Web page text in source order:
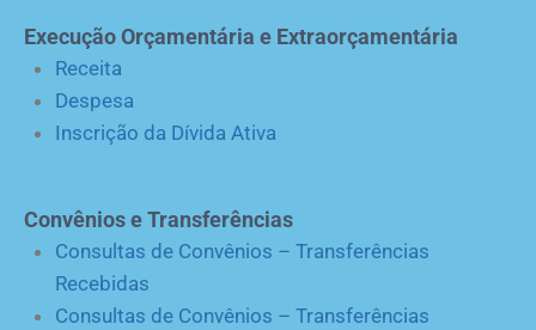
Execução Orçamentária e Extraorçamentária
Receita
Despesa
Inscrição da Dívida Ativa
Convênios e Transferências
Consultas de Convênios – Transferências
Recebidas
Consultas de Convênios – Transferências